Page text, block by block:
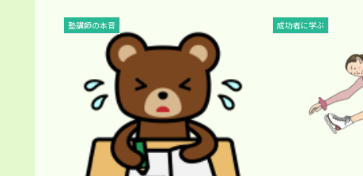
塾講師の本音 成功者に学ぶ